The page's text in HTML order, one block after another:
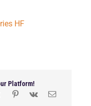
HF
Platform!